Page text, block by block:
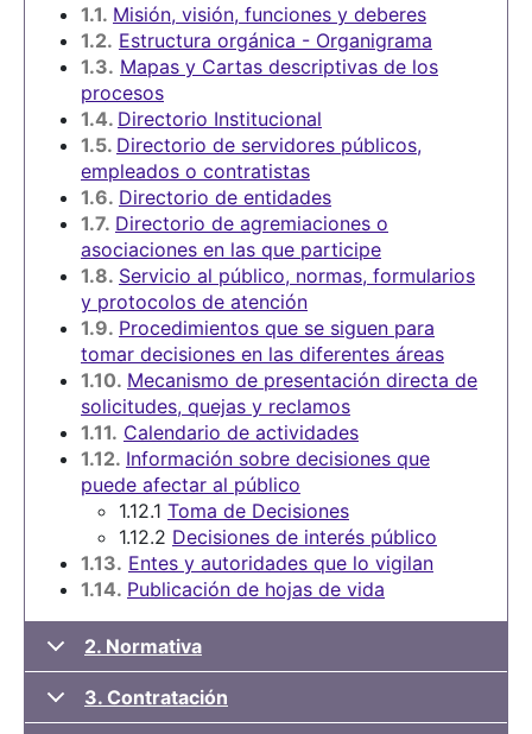
1.1. Misión, visión, funciones y deberes
1.2. Estructura orgánica - Organigrama
1.3. Mapas y Cartas descriptivas de los
procesos
1.4. Directorio Institucional
1.5. Directorio de servidores públicos,
empleados o contratistas
1.6. Directorio de entidades
1.7. Directorio de agremiaciones o
asociaciones en las que participe
1.8. Servicio al público, normas, formularios
y protocolos de atención
1.9. Procedimientos que se siguen para
tomar decisiones en las diferentes áreas
1.10. Mecanismo de presentación directa de
solicitudes, quejas y reclamos
1.11. Calendario de actividades
1.12. Información sobre decisiones que
puede afectar al público
1.12.1 Toma de Decisiones
1.12.2 Decisiones de interés público
1.13. Entes y autoridades que lo vigilan
1.14. Publicación de hojas de vida
2. Normativa
3. Contratación